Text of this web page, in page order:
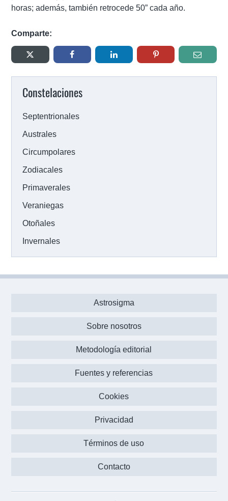
horas; además, también retrocede 50” cada año.
Comparte:
Constelaciones
Septentrionales
Australes
Circumpolares
Zodiacales
Primaverales
Veraniegas
Otoñales
Invernales
Astrosigma
Sobre nosotros
Metodología editorial
Fuentes y referencias
Cookies
Privacidad
Términos de uso
Contacto